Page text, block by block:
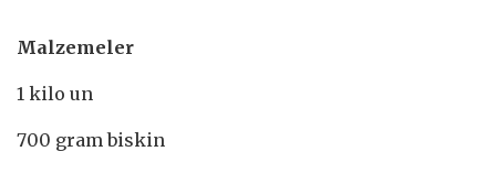
Malzemeler
1 kilo un
700 gram biskin